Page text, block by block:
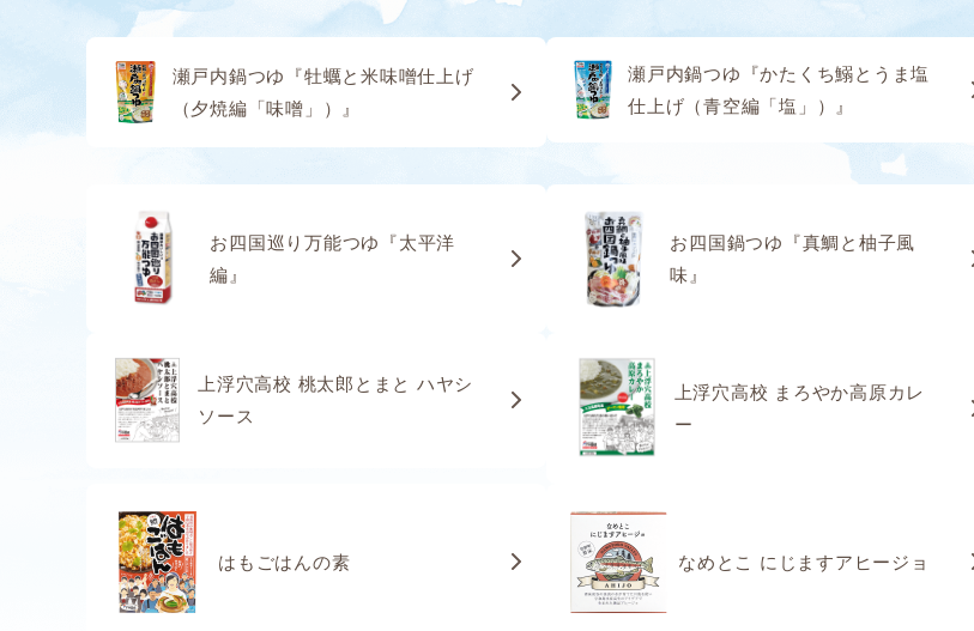
瀬戸内鍋つゆ『牡蠣と米味噌仕上げ
（夕焼編「味噌」）』
瀬戸内鍋つゆ『かたくち鰯とうま塩
仕上げ（青空編「塩」）』
お四国巡り万能つゆ『太平洋
編』
お四国鍋つゆ『真鯛と柚子風
味』
上浮穴高校 桃太郎とまと ハヤシ
ソース
上浮穴高校 まろやか高原カレ
ー
はもごはんの素 なめとこ にじますアヒージョ